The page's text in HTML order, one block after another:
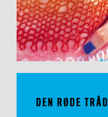
DEN RØDE TRÅD